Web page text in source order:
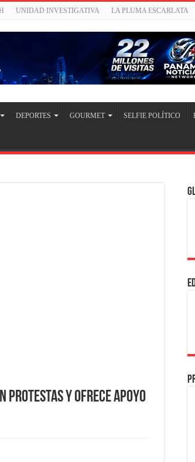
UNIDAD INVESTIGATIVA LA PLUMA ESCARLATA
DEPORTES GOURMET SELFIE POLÍTICO
Protestas y Ofrece Apoyo